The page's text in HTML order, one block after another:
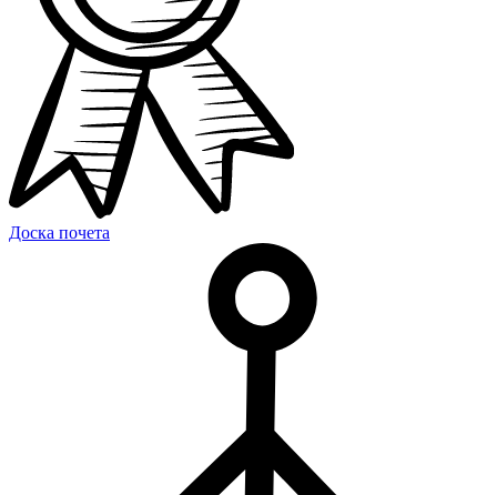
Доска почета